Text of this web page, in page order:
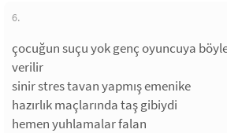
6.
çocuğun suçu yok genç oyuncuya
verilir
sinir stres tavan yapmış emenike
hazırlık maçlarında taş gibiydi
hemen yuhlamalar falan